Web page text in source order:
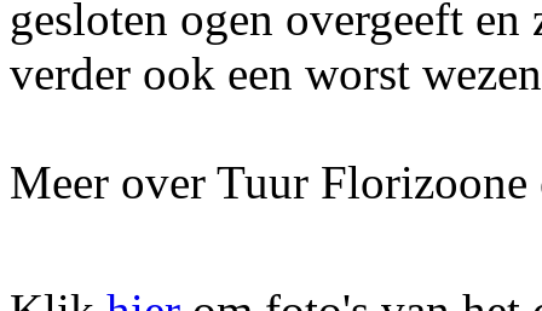
gesloten ogen overgeeft
verder ook een worst
Meer over Tuur